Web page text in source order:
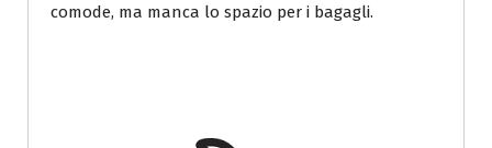
comode, ma manca lo spazio per i bagagli.